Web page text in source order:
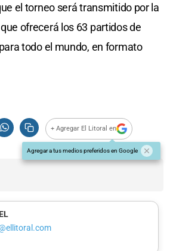
el torneo será transmitido por la
ofrecerá los 63 partidos de
todo el mundo, en formato
+ Agregar El Litoral en
Agregar a tus medios preferidos en Google